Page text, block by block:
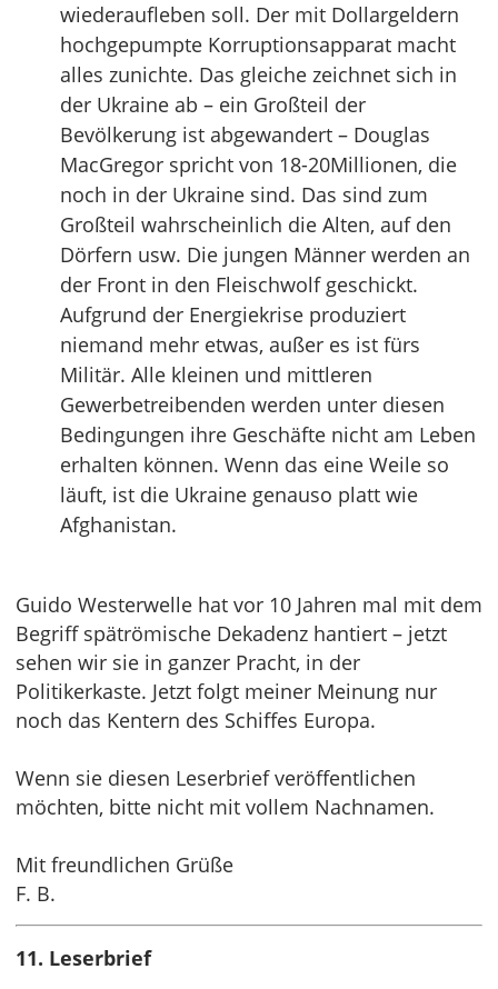
wiederaufleben soll. Der mit Dollargeldern
hochgepumpte Korruptionsapparat macht
alles zunichte. Das gleiche zeichnet sich in
der Ukraine ab – ein Großteil der
Bevölkerung ist abgewandert – Douglas
MacGregor spricht von 18-20Millionen, die
noch in der Ukraine sind. Das sind zum
Großteil wahrscheinlich die Alten, auf den
Dörfern usw. Die jungen Männer werden an
der Front in den Fleischwolf geschickt.
Aufgrund der Energiekrise produziert
niemand mehr etwas, außer es ist fürs
Militär. Alle kleinen und mittleren
Gewerbetreibenden werden unter diesen
Bedingungen ihre Geschäfte nicht am Leben
erhalten können. Wenn das eine Weile so
läuft, ist die Ukraine genauso platt wie
Afghanistan.
Guido Westerwelle hat vor 10 Jahren mal mit dem
Begriff spätrömische Dekadenz hantiert – jetzt
sehen wir sie in ganzer Pracht, in der
Politikerkaste. Jetzt folgt meiner Meinung nur
noch das Kentern des Schiffes Europa.
Wenn sie diesen Leserbrief veröffentlichen
möchten, bitte nicht mit vollem Nachnamen.
Mit freundlichen Grüße
F. B.
11. Leserbrief